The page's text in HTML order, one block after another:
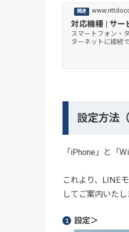
対応機種 | サー
スマートフォン・
ターネットに接続
設定方法
「iPhone」と「
これより、LINE
してご案内いたし
設定＞